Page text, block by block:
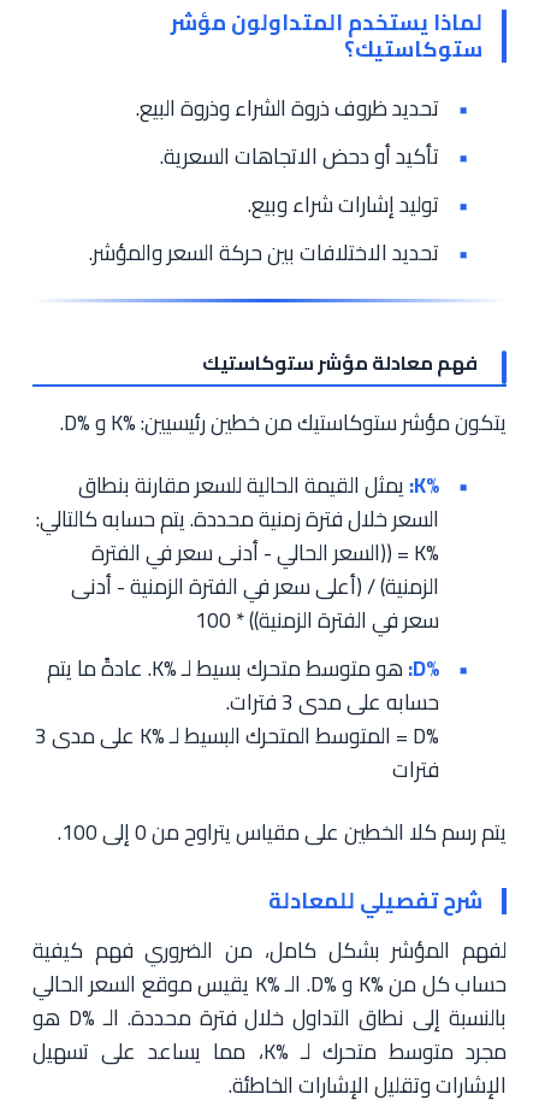
لماذا يستخدم المتداولون مؤشر
ستوكاستيك؟
تحديد ظروف ذروة الشراء وذروة البيع.
تأكيد أو دحض الاتجاهات السعرية.
توليد إشارات شراء وبيع.
تحديد الاختلافات بين حركة السعر والمؤشر.
فهم معادلة مؤشر ستوكاستيك
يتكون مؤشر ستوكاستيك من خطين رئيسيين: %K و %D.
%K:
يمثل القيمة الحالية للسعر مقارنة بنطاق
السعر خلال فترة زمنية محددة. يتم حسابه كالتالي:
%K = ((السعر الحالي - أدنى سعر في الفترة
الزمنية) / (أعلى سعر في الفترة الزمنية - أدنى
سعر في الفترة الزمنية)) * 100
%D:
هو متوسط متحرك بسيط لـ %K. عادةً ما يتم
حسابه على مدى 3 فترات.
%D = المتوسط المتحرك البسيط لـ %K على مدى 3
فترات
يتم رسم كلا الخطين على مقياس يتراوح من 0 إلى 100.
شرح تفصيلي للمعادلة
لفهم المؤشر بشكل كامل، من الضروري فهم كيفية
حساب كل من %K و %D. الـ %K يقيس موقع السعر الحالي
بالنسبة إلى نطاق التداول خلال فترة محددة. الـ %D هو
مجرد متوسط متحرك لـ %K، مما يساعد على تسهيل
الإشارات وتقليل الإشارات الخاطئة.